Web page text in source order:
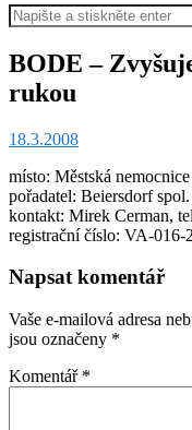
Hledat:
BODE –
rukou
18.3.2008
místo: Městská
pořadatel: Beiersdorf
kontakt: Mirek Cerman,
registrační číslo: VA-016-
Napsat komentář
Vaše e-mailová adresa
jsou označeny *
Komentář *